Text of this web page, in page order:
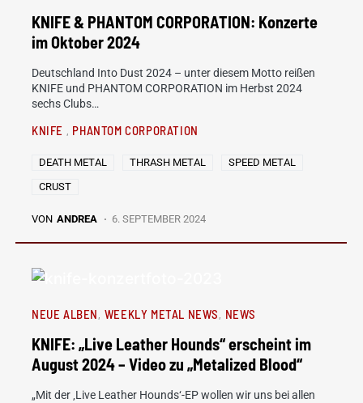
KNIFE & PHANTOM CORPORATION: Konzerte
im Oktober 2024
Deutschland Into Dust 2024 – unter diesem Motto reißen
KNIFE und PHANTOM CORPORATION im Herbst 2024
sechs Clubs…
KNIFE PHANTOM CORPORATION
DEATH METAL THRASH METAL
SPEED METAL
CRUST
VON ANDREA 6. SEPTEMBER 2024
NEUE ALBEN WEEKLY METAL NEWS NEWS
KNIFE: „Live Leather Hounds“ erscheint im
August 2024 – Video zu „Metalized Blood“
„Mit der ‚Live Leather Hounds‘-EP wollen wir uns bei allen